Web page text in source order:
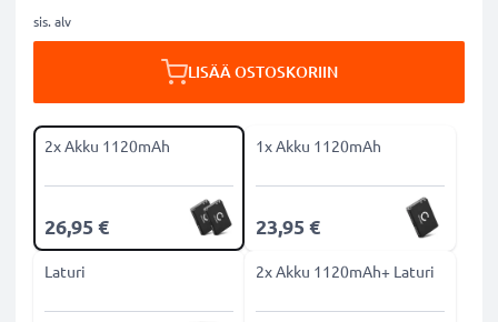
sis. alv
LISÄÄ OSTOSKORIIN
2x Akku 1120mAh
26,95 €
1x Akku 1120mAh
23,95 €
Laturi 2x Akku 1120mAh+ Laturi